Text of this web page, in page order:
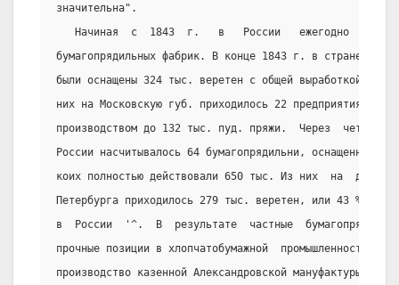
значительна".
Начиная  с  1843  г.   в   России   ежегодно
бумагопрядильных фабрик. В конце 1843 г. в стране их
были оснащены 324 тыс. веретен с общей выработкой
них на Московскую губ. приходилось 22 предприятия
производством до 132 тыс. пуд. пряжи.  Через
России насчитывалось 64 бумагопрядильни, оснащенных
коих полностью действовали 650 тыс. Из них  на  долю
Петербурга приходилось 279 тыс. веретен, или 43 % от
в  России  '^.  В  результате  частные
прочные позиции в хлопчатобумажной  промышленности,
производство казенной Александровской мануфактуры,